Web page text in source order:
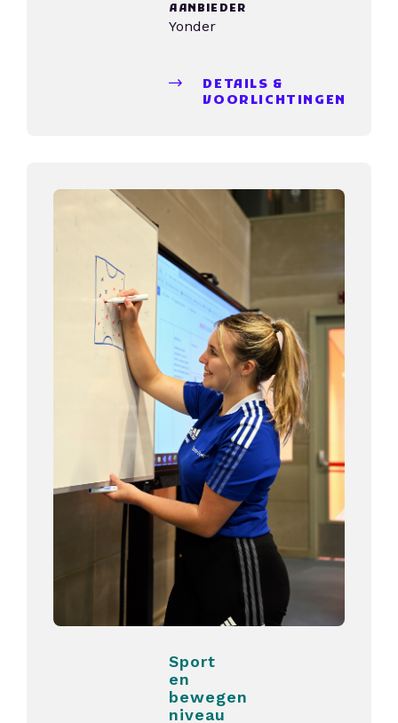
AANBIEDER
Yonder
DETAILS &
VOORLICHTINGEN
Sport
en
bewegen
niveau